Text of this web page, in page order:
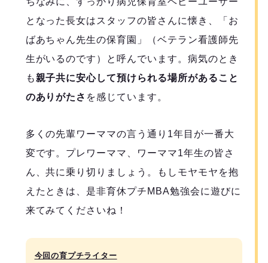
となった長女はスタッフの皆さんに懐き、「お
ばあちゃん先生の保育園」（ベテラン看護師先
生がいるのです）と呼んでいます。病気のとき
も親子共に安心して預けられる場所があること
のありがたさ を感じています。
多くの先輩ワーママの言う通り1年目が一番大
変です。プレワーママ、ワーママ1年生の皆さ
ん、共に乗り切りましょう。もしモヤモヤを抱
えたときは、是非育休プチMBA勉強会に遊びに
来てみてくださいね！
今回の育プチライター